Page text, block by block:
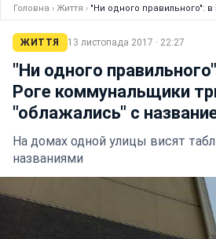
Головна › Життя › "Ни одного правильного":
ЖИТТЯ 13 листопада 2017 · 22:27
"Ни одного
Роге коммунальщики
"облажались" с
На домах одной улицы висят
названиями